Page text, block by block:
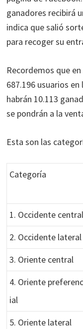
ganadores recibirá
indica que salió
para recoger su
Recordemos que
687.196 usuarios
habrán 10.113
se pondrán a la
Esta son las
Categoría
1. Occidente central
2. Occidente lateral
3. Oriente central
4. Oriente preferenc
ial
5. Oriente lateral